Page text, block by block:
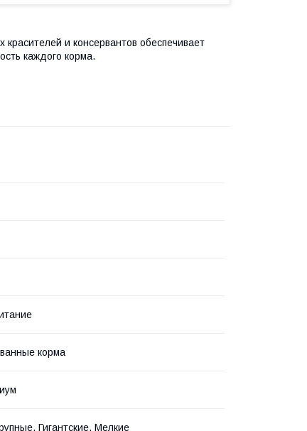
и консервантов обеспечивает
каждого корма.
корма
Гигантские, Мелкие